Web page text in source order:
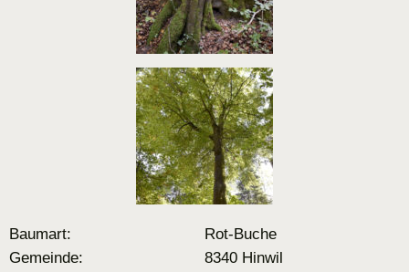
Baumart:
Rot-Buche
Gemeinde:
8340 Hinwil